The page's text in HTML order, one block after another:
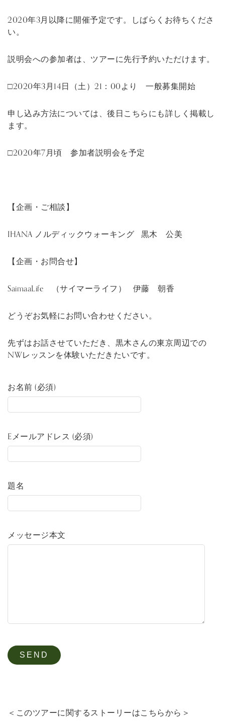
2020年3月以降に開催予定です。しばらくお待ちくださ
い。
説明会への参加者は、ツアーに先行予約いただけます。
□2020年3月14日（土）21：00より 一般募集開始
申し込み方法については、後日こちらにも詳しく掲載し
ます。
□2020年7月頃 参加者説明会を予定
【企画・ご相談】
IHANA ノルディックウォーキング 黒木 公美
【企画・お問合せ】
SaimaaLife （サイマーライフ） 伊藤 朝香
どうぞお気軽にお問い合わせください。
先ずはお話させていただき、黒木さんの東京周辺での
NWレッスンを体験いただきたいです。
お名前 (必須)
Eメールアドレス (必須)
題名
メッセージ本文
＜このツアーに関するストーリーはこちらから＞